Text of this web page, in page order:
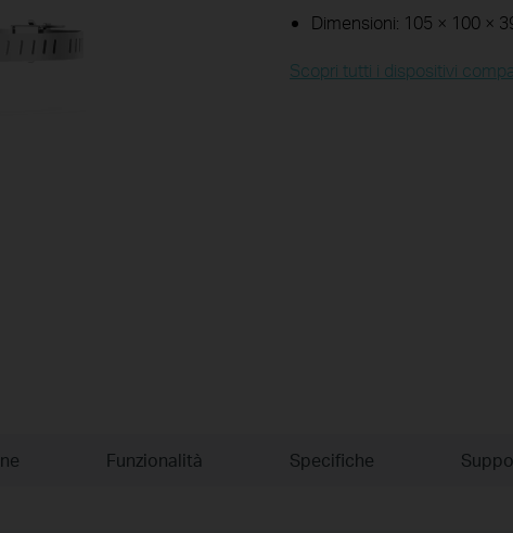
Dimensioni: 105 × 100 ×
Scopri tutti i dispositivi
Funzionalità Specifiche